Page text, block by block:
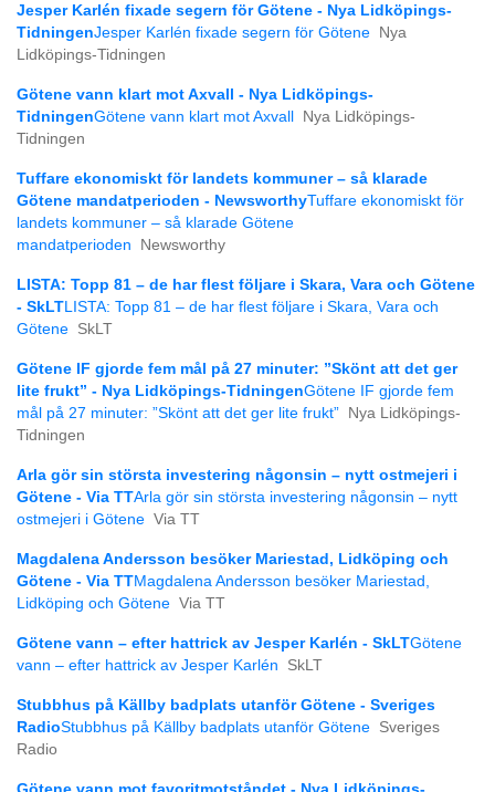
Jesper Karlén fixade segern för Götene - Nya Lidköpings-
TidningenJesper Karlén fixade segern för Götene
Nya
Lidköpings-Tidningen
Götene vann klart mot Axvall - Nya Lidköpings-
TidningenGötene vann klart mot Axvall
Nya Lidköpings-
Tidningen
Tuffare ekonomiskt för landets kommuner – så klarade
Götene mandatperioden - NewsworthyTuffare ekonomiskt för
landets kommuner – så klarade Götene
mandatperioden
Newsworthy
LISTA: Topp 81 – de har flest följare i Skara, Vara och Götene
- SkLTLISTA: Topp 81 – de har flest följare i Skara, Vara och
Götene SkLT
Götene IF gjorde fem mål på 27 minuter: ”Skönt att det ger
lite frukt” - Nya Lidköpings-TidningenGötene IF gjorde fem
mål på 27 minuter: ”Skönt att det ger lite frukt”
Nya Lidköpings-
Tidningen
Arla gör sin största investering någonsin – nytt ostmejeri i
Götene - Via TTArla gör sin största investering någonsin – nytt
ostmejeri i Götene Via TT
Magdalena Andersson besöker Mariestad, Lidköping och
Götene - Via TTMagdalena Andersson besöker Mariestad,
Lidköping och Götene Via TT
Götene vann – efter hattrick av Jesper Karlén - SkLTGötene
vann – efter hattrick av Jesper Karlén
SkLT
Stubbhus på Källby badplats utanför Götene - Sveriges
RadioStubbhus på Källby badplats utanför Götene Sveriges
Radio